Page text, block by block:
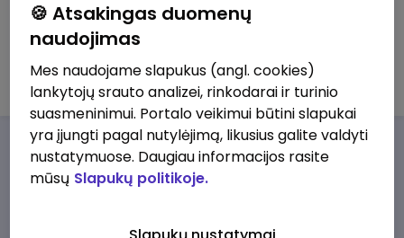
Freedom Finance Europe Ltd
Darbo pasiūlymaiApie musPrivalumai
🍪 Atsakingas duomenų
naudojimas
Mes naudojame slapukus (angl. cookies)
lankytojų srauto analizei, rinkodarai ir turinio
suasmeninimui. Portalo veikimui būtini slapukai
yra įjungti pagal nutylėjimą, likusius galite valdyti
nustatymuose. Daugiau informacijos rasite
mūsų Slapukų politikoje.